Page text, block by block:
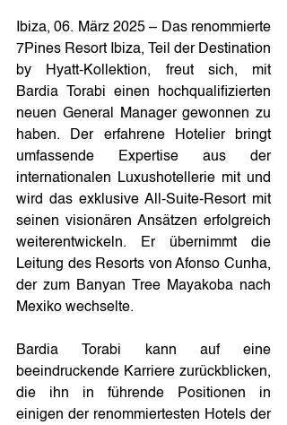
Ibiza, 06. März 2025 – Das renommierte
7Pines Resort Ibiza, Teil der Destination
by Hyatt-Kollektion, freut sich, mit
Bardia Torabi einen hochqualifizierten
neuen General Manager gewonnen zu
haben. Der erfahrene Hotelier bringt
umfassende Expertise aus der
internationalen Luxushotellerie mit und
wird das exklusive All-Suite-Resort mit
seinen visionären Ansätzen erfolgreich
weiterentwickeln. Er übernimmt die
Leitung des Resorts von Afonso Cunha,
der zum Banyan Tree Mayakoba nach
Mexiko wechselte.
Bardia Torabi kann auf eine
beeindruckende Karriere zurückblicken,
die ihn in führende Positionen in
einigen der renommiertesten Hotels der